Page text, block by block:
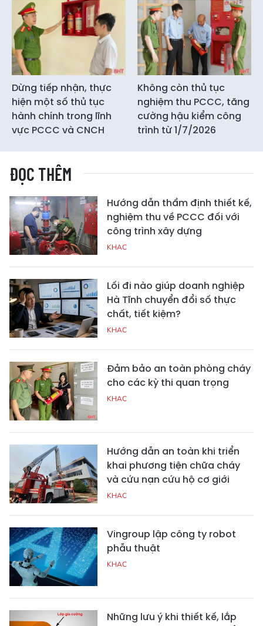
Dừng tiếp nhận, thực
hiện một số thủ tục
hành chính trong lĩnh
vực PCCC và CNCH
Không còn thủ tục
nghiệm thu PCCC, tăng
cường hậu kiểm công
trình từ 1/7/2026
ĐỌC THÊM
Hướng dẫn thẩm định thiết kế,
nghiệm thu về PCCC đối với
công trình xây dựng
KHAC
Lối đi nào giúp doanh nghiệp
Hà Tĩnh chuyển đổi số thực
chất, tiết kiệm?
KHAC
Đảm bảo an toàn phòng cháy
cho các kỳ thi quan trọng
KHAC
Hướng dẫn an toàn khi triển
khai phương tiện chữa cháy
và cứu nạn cứu hộ cơ giới
KHAC
Vingroup lập công ty robot
phẫu thuật
KHAC
Những lưu ý khi thiết kế, lắp